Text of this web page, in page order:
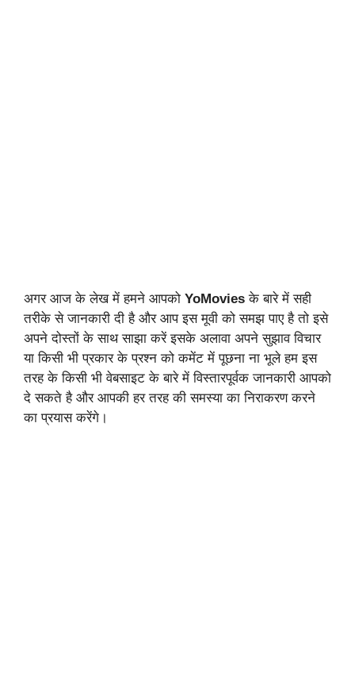
अगर आज के लेख में हमने आपको YoMovies के बारे में सही
तरीके से जानकारी दी है और आप इस मूवी को समझ पाए है तो इसे
अपने दोस्तों के साथ साझा करें इसके अलावा अपने सुझाव विचार
या किसी भी प्रकार के प्रश्न को कमेंट में पूछना ना भूले हम इस
तरह के किसी भी वेबसाइट के बारे में विस्तारपूर्वक जानकारी आपको
दे सकते है और आपकी हर तरह की समस्या का निराकरण करने
का प्रयास करेंगे।